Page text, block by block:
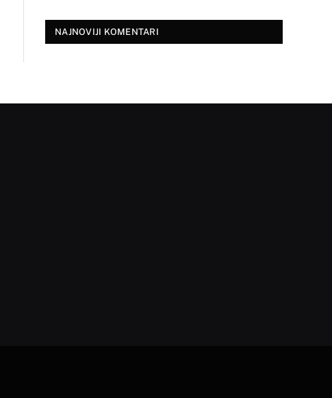
NAJNOVIJI KOMENTARI